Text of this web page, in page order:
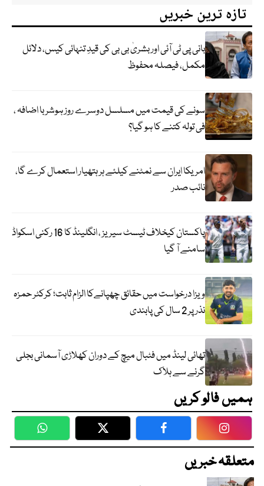
تازہ ترین خبریں
بانی پی ٹی آئی اور بشریٰ بی بی کی قیدِ تنہائی کیس، دلائل
مکمل، فیصلہ محفوظ
سونے کی قیمت میں مسلسل دوسرے روز ہوشربا اضافہ ،
فی تولہ کتنے کا ہو گیا؟
امریکا ایران سے نمٹنے کیلئے ہر ہتھیار استعمال کرے گا،
نائب صدر
پاکستان کیخلاف ٹیسٹ سیریز ، انگلینڈ کا 16 رکنی اسکواڈ
سامنے آ گیا
ویزا درخواست میں حقائق چھپانےکا الزام ثابت؛ کرکٹر حمزہ
نذر پر 2 سال کی پابندی
تھائی لینڈ میں فٹبال میچ کے دوران کھلاڑی آسمانی بجلی
گرنے سے ہلاک
ہمیں فالو کریں
WhatsApp Twitter Facebook
متعلقہ خبریں